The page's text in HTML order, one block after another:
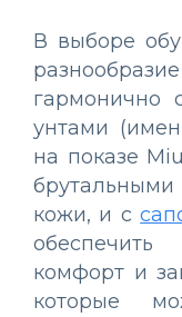
В выборе
гармонично
унтами
на показе
кожи, и с
комфорт и
которые